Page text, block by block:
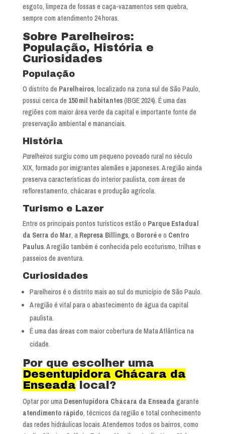
esgoto, limpeza de fossas e caça-vazamentos sem quebra,
sempre com atendimento 24 horas.
Sobre Parelheiros:
População, História e
Curiosidades
População
O distrito de Parelheiros, localizado na zona sul de São Paulo,
possui cerca de 150 mil habitantes(IBGE 2024). É uma das
regiões com maior área verde da capital e importante fonte de
preservação ambiental e mananciais.
História
Parelheirossurgiu como um pequeno povoado rural no século
XIX, formado por imigrantes alemães e japoneses. A região ainda
preserva características do interior paulista, com áreas de
reflorestamento, chácaras e produção agrícola.
Turismo e Lazer
Entre os principais pontos turísticos estão o Parque Estadual
da Serra do Mar, a Represa Billings, o Bororée o Centro
Paulus. A região também é conhecida pelo ecoturismo, trilhas e
passeios de aventura.
Curiosidades
Parelheiros é o distrito mais ao sul do município de São Paulo.
A região é vital para o abastecimento de água da capital
paulista.
É uma das áreas com maior cobertura de Mata Atlântica na
cidade.
Por que escolher uma
Desentupidora Chácara da
Enseada local?
Optar por uma Desentupidora Chácara da Enseada garante
atendimento rápido, técnicos da região e total conhecimento
das redes hidráulicas locais. Atendemos todos os bairros, como